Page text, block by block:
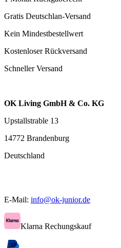
Gratis Deutschlan-Versand
Kein Mindestbestellwert
Kostenloser Rückversand
Schneller Versand
OK Living GmbH & Co. KG
Upstallstrable 13
14772 Brandenburg
Deutschland
E-Mail: info@ok-junior.de
Klarna Rechungskauf